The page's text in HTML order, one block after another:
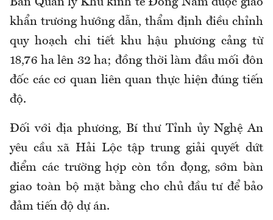
Ban Quản lý Khu kinh tế Đông Nam được giao
khẩn trương hướng dẫn, thẩm định điều chỉnh
quy hoạch chi tiết khu hậu phương cảng từ
18,76 ha lên 32 ha; đồng thời làm đầu mối đôn
đốc các cơ quan liên quan thực hiện đúng tiến
độ.
Đối với địa phương, Bí thư Tỉnh ủy Nghệ An
yêu cầu xã Hải Lộc tập trung giải quyết dứt
điểm các trường hợp còn tồn đọng, sớm bàn
giao toàn bộ mặt bằng cho chủ đầu tư để bảo
đảm tiến độ dự án.